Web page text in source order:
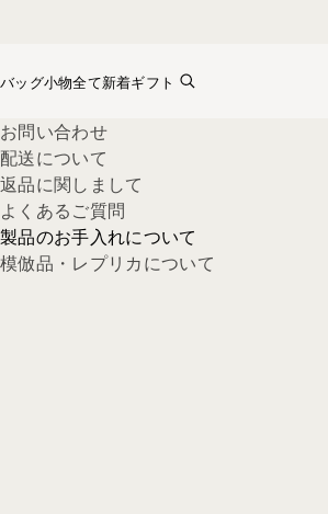
バッグ小物全て新着ギフト
製品のお手入れについて
お問い合わせ
配送について
返品に関しまして
よくあるご質問
製品のお手入れについて
模倣品・レプリカについて